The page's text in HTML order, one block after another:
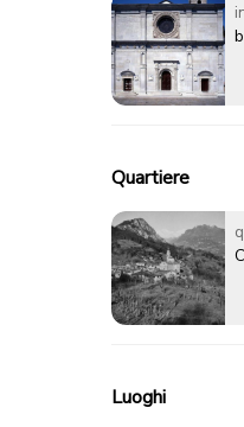
Quartiere
Luoghi